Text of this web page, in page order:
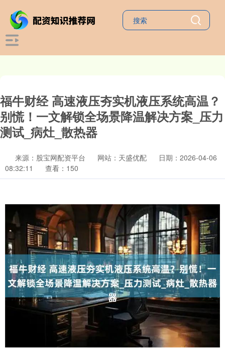
福牛财经 高速液压夯实机液压系统高温？
别慌！一文解锁全场景降温解决方案_压力
测试_病灶_散热器
来源：股宝网配资平台 网站：天盛优配
日期：2026-04-06
08:32:11
查看：150